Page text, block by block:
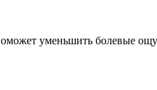
уменьшить болевые